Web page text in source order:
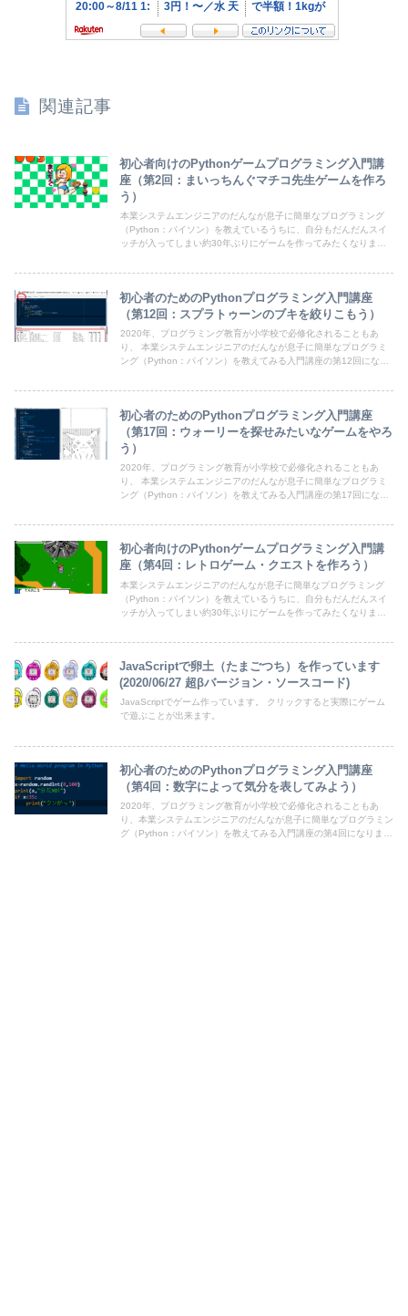
関連記事
初心者向けのPythonゲームプログラミング入門講
座（第2回：まいっちんぐマチコ先生ゲームを作ろ
う）
本業システムエンジニアのだんなが息子に簡単なプログラミング
（Python：パイソン）を教えているうちに、自分もだんだんスイ
ッチが入ってしまい約30年ぶりにゲームを作ってみたくなりまし
をブログ記事に残していきます。今から子供にプログラミングを教
えたい、初心者だけど親子で一緒に学んでみたい方にもpythonの
初心者のためのPythonプログラミング入門講座
（第12回：スプラトゥーンのブキを絞りこもう）
2020年、プログラミング教育が小学校で必修化されることもあ
り、 本業システムエンジニアのだんなが息子に簡単なプログラミ
ング（Python：パイソン）を教えてみる入門講座の第12回になり
学んでみたい方なら誰にでもお勧めの入門教材になると思います。
初心者のためのPythonプログラミング入門講座
（第17回：ウォーリーを探せみたいなゲームをやろ
う）
2020年、プログラミング教育が小学校で必修化されることもあ
り、 本業システムエンジニアのだんなが息子に簡単なプログラミ
ング（Python：パイソン）を教えてみる入門講座の第17回になり
学んでみたい方なら誰にでもお勧めの入門教材になると思います。
初心者向けのPythonゲームプログラミング入門講
座（第4回：レトロゲーム・クエストを作ろう）
本業システムエンジニアのだんなが息子に簡単なプログラミング
（Python：パイソン）を教えているうちに、自分もだんだんスイ
ッチが入ってしまい約30年ぶりにゲームを作ってみたくなりまし
をブログ記事に残していきます。今から子供にプログラミングを教
えたい、初心者だけど親子で一緒に学んでみたい方にもpythonの
JavaScriptで卵土（たまごつち）を作っています
(2020/06/27 超βバージョン・ソースコード)
JavaScriptでゲーム作っています。 クリックすると実際にゲーム
で遊ぶことが出来ます。
初心者のためのPythonプログラミング入門講座
（第4回：数字によって気分を表してみよう）
2020年、プログラミング教育が小学校で必修化されることもあ
り、本業システムエンジニアのだんなが息子に簡単なプログラミン
グ（Python：パイソン）を教えてみる入門講座の第4回になりま